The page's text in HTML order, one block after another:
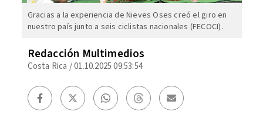
Gracias a la experiencia de Nieves Oses creó el giro en
nuestro país junto a seis ciclistas nacionales (FECOCI).
Redacción Multimedios
Costa Rica /01.10.2025 09:53:54